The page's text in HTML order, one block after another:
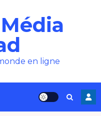
en ligne